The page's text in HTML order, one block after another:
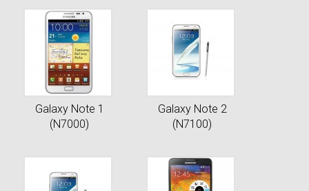
Galaxy Note 1
(N7000)
Galaxy Note 2
(N7100)